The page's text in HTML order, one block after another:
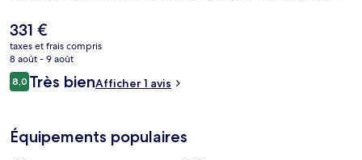
visage. Parmi les avantages offerts par cet hébergement : une
piscine couverte et un jardin.
Le
prix
actuel
est
de
331 €
taxes et frais compris
8 août - 9 août
Avis
voyageurs
8,08,0 sur 10
Très bienAfficher 1 avis
Équipements populaires